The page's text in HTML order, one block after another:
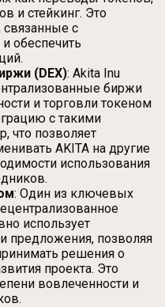
и стейкинг. Это
связанные с
обеспечить
(DEX): Akita Inu
биржи
и торговли токеном
с такими
что позволяет
AKITA на другие
использования
: Один из ключевых
использует
предложения, позволяя
решения о
проекта. Это
вовлеченности и